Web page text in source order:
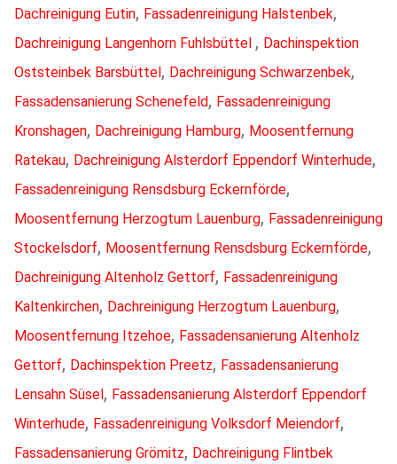
Dachreinigung Eutin, Fassadenreinigung Halstenbek,
Dachreinigung Langenhorn Fuhlsbüttel , Dachinspektion
Oststeinbek Barsbüttel, Dachreinigung Schwarzenbek,
Fassadensanierung Schenefeld, Fassadenreinigung
Kronshagen, Dachreinigung Hamburg, Moosentfernung
Ratekau, Dachreinigung Alsterdorf Eppendorf Winterhude,
Fassadenreinigung Rensdsburg Eckernförde,
Moosentfernung Herzogtum Lauenburg, Fassadenreinigung
Stockelsdorf, Moosentfernung Rensdsburg Eckernförde,
Dachreinigung Altenholz Gettorf, Fassadenreinigung
Kaltenkirchen, Dachreinigung Herzogtum Lauenburg,
Moosentfernung Itzehoe, Fassadensanierung Altenholz
Gettorf, Dachinspektion Preetz, Fassadensanierung
Lensahn Süsel, Fassadensanierung Alsterdorf Eppendorf
Winterhude, Fassadenreinigung Volksdorf Meiendorf,
Fassadensanierung Grömitz, Dachreinigung Flintbek